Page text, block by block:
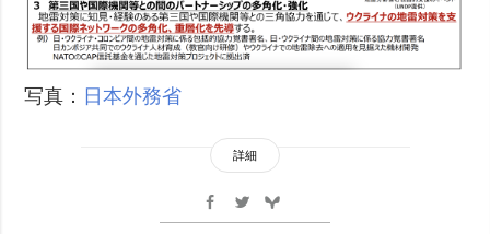
写真： 日本外務省
詳細